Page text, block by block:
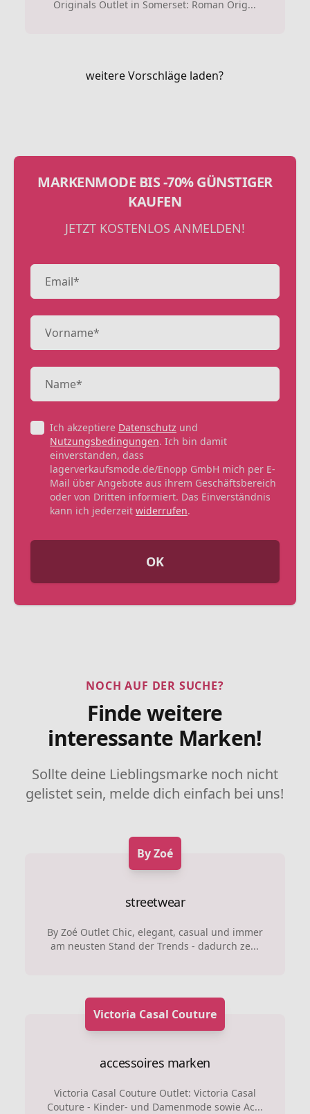
Originals Outlet in Somerset: Roman Orig...
weitere Vorschläge laden?
MARKENMODE BIS -70% GÜNSTIGER
KAUFEN
JETZT KOSTENLOS ANMELDEN!
Ich akzeptiere Datenschutz und
Nutzungsbedingungen. Ich bin damit
einverstanden, dass
lagerverkaufsmode.de/Enopp GmbH mich per E-
Mail über Angebote aus ihrem Geschäftsbereich
oder von Dritten informiert. Das Einverständnis
kann ich jederzeit widerrufen.
OK
NOCH AUF DER SUCHE?
Finde weitere
interessante Marken!
Sollte deine Lieblingsmarke noch nicht
gelistet sein, melde dich einfach bei uns!
By Zoé
streetwear
By Zoé Outlet Chic, elegant, casual und immer
am neusten Stand der Trends - dadurch ze...
Victoria Casal Couture
accessoires marken
Victoria Casal Couture Outlet: Victoria Casal
Couture - Kinder- und Damenmode sowie Ac...